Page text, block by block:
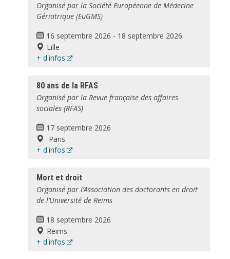
Organisé par la Société Européenne de Médecine
Gériatrique (EuGMS)
16 septembre 2026 - 18 septembre 2026
Lille
+ d'infos
80 ans de la RFAS
Organisé par la Revue française des affaires
sociales (RFAS)
17 septembre 2026
Paris
+ d'infos
Mort et droit
Organisé par l’Association des doctorants en droit
de l’Université de Reims
18 septembre 2026
Reims
+ d'infos